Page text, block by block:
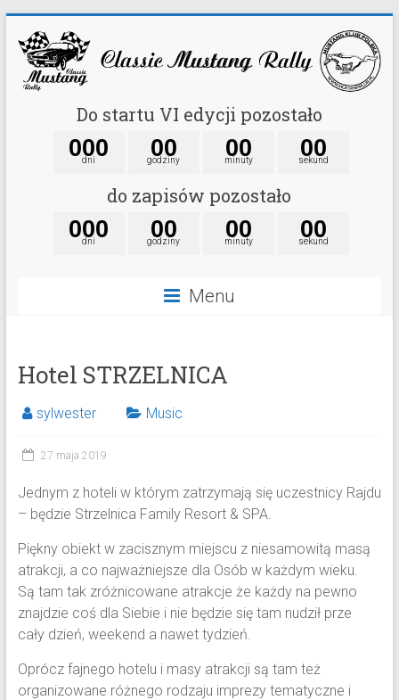
Do startu VI edycji pozostało
dni
000 godziny
00 minuty
00 sekund
00
do zapisów pozostało
dni
000 godziny
00 minuty
00 sekund
00
Menu
Hotel STRZELNICA
sylwester Music
27 maja 2019
Jednym z hoteli w którym zatrzymają się uczestnicy Rajdu
– będzie Strzelnica Family Resort & SPA.
Piękny obiekt w zacisznym miejscu z niesamowitą masą
atrakcji, a co najważniejsze dla Osób w każdym wieku.
Są tam tak zróżnicowane atrakcje że każdy na pewno
znajdzie coś dla Siebie i nie będzie się tam nudził prze
cały dzień, weekend a nawet tydzień.
Oprócz fajnego hotelu i masy atrakcji są tam też
organizowane różnego rodzaju imprezy tematyczne i